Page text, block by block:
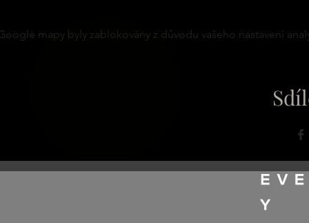
mapy byly zablokovány z důvodu vašeho nastavení